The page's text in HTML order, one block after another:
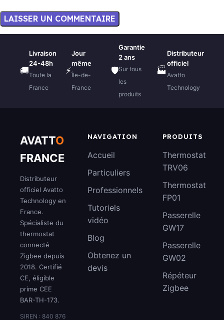
🚚
Livraison
24-48h
Toute la
France
⚡
Jour
même
Île-de-
France
🛡️
Garantie
2 ans
Sur tous
les
produits
🏭
Distributeur
officiel
Avatto
Technology
AVATTO
FRANCE
Distributeur
officiel Avatto
Technology en
France.
Spécialiste du
thermostat
connecté
Zigbee depuis
2018. Certifié
CE, éligible
prime CEE
BAR-TH-173.
SIREN : 840 876
NAVIGATION
Accueil
Particuliers
Professionnels
Tutoriels
vidéo
Blog
Obtenez un
devis
PRODUITS
Thermostat
TRV06
Thermostat
FP01
Passerelle
GW17
Passerelle
GW02
Répéteur
Zigbee